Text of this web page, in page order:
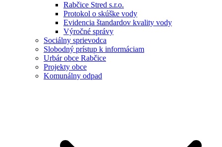
Rabčice Stred s.r.o.
Protokol o skúške vody
Evidencia štandardov kvality vody
Výročné správy
Sociálny sprievodca
Slobodný prístup k informáciam
Urbár obce Rabčice
Projekty obce
Komunálny odpad